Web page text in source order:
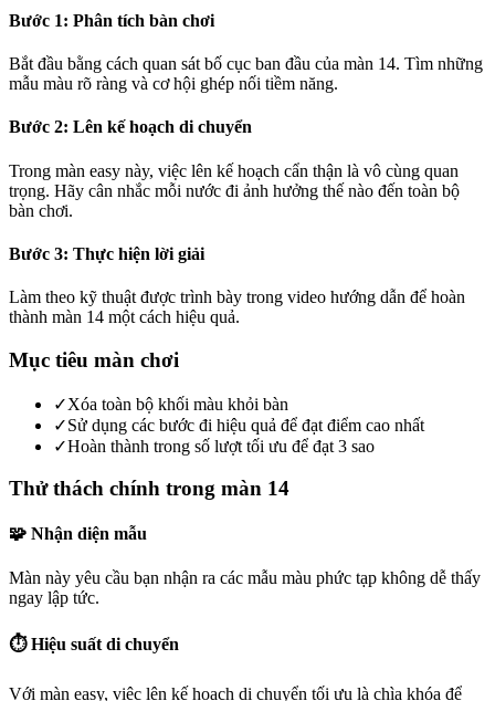
Bước 1: Phân tích bàn chơi
Bắt đầu bằng cách quan sát bố cục ban đầu của màn 14. Tìm những
mẫu màu rõ ràng và cơ hội ghép nối tiềm năng.
Bước 2: Lên kế hoạch di chuyển
Trong màn easy này, việc lên kế hoạch cẩn thận là vô cùng quan
trọng. Hãy cân nhắc mỗi nước đi ảnh hưởng thế nào đến toàn bộ
bàn chơi.
Bước 3: Thực hiện lời giải
Làm theo kỹ thuật được trình bày trong video hướng dẫn để hoàn
thành màn 14 một cách hiệu quả.
Mục tiêu màn chơi
✓Xóa toàn bộ khối màu khỏi bàn
✓Sử dụng các bước đi hiệu quả để đạt điểm cao nhất
✓Hoàn thành trong số lượt tối ưu để đạt 3 sao
Thử thách chính trong màn 14
🧩 Nhận diện mẫu
Màn này yêu cầu bạn nhận ra các mẫu màu phức tạp không dễ thấy
ngay lập tức.
⏱️ Hiệu suất di chuyển
Với màn easy, việc lên kế hoạch di chuyển tối ưu là chìa khóa để